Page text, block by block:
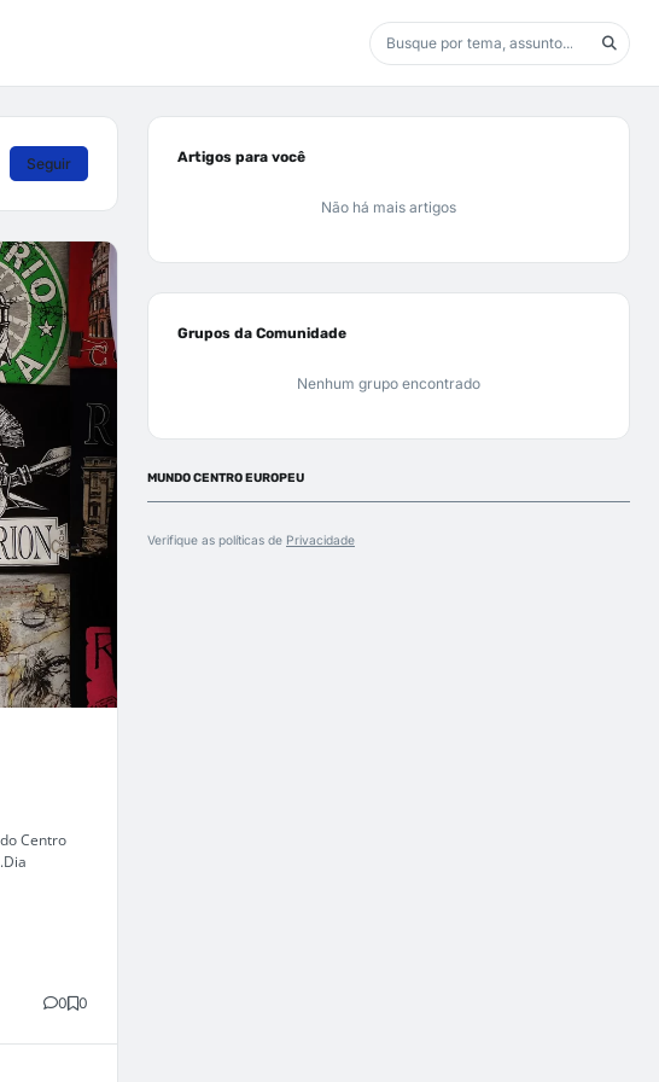
Seguir
Centro
0 0
Artigos para você
Não há mais artigos
Grupos da Comunidade
Nenhum grupo encontrado
MUNDO CENTRO EUROPEU
Verifique as políticas de Privacidade